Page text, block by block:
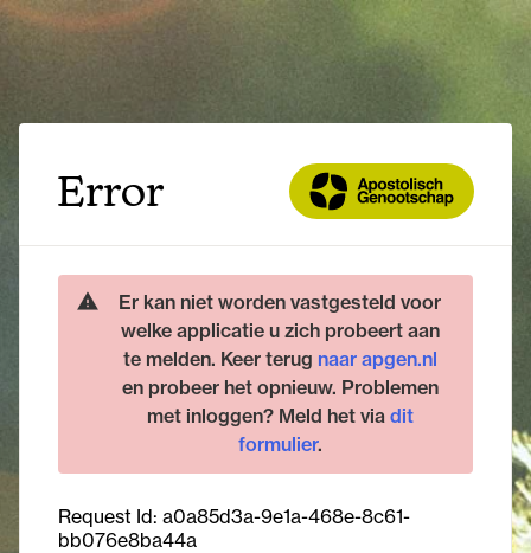
Error
Er kan niet worden vastgesteld voor
welke applicatie u zich probeert aan
te melden. Keer terug naar apgen.nl
en probeer het opnieuw. Problemen
met inloggen? Meld het via dit
formulier.
Request Id: a0a85d3a-9e1a-468e-8c61-
bb076e8ba44a